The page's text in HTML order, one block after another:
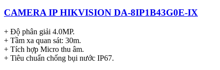
CAMERA IP HIKVISION DA-8IP1B43G0E-IX
+ Độ phân giải 4.0MP.
+ Tầm xa quan sát: 30m.
+ Tích hợp Micro thu âm.
+ Tiêu chuẩn chống bụi nước IP67.